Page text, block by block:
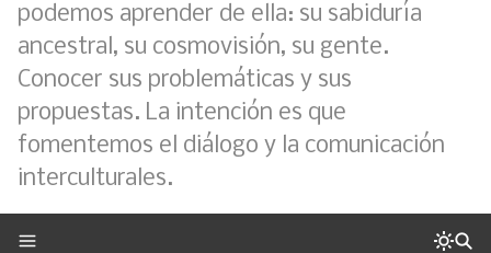
podemos aprender de ella: su sabiduría
ancestral, su cosmovisión, su gente.
Conocer sus problemáticas y sus
propuestas. La intención es que
fomentemos el diálogo y la comunicación
interculturales.
Boletín BOLPER - Nro. 11 - del 30 de abril de 2023